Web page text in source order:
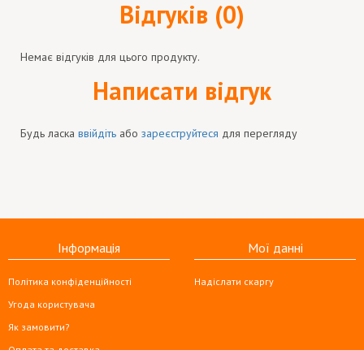
Відгуків (0)
Немає відгуків для цього продукту.
Написати відгук
Будь ласка ввійдіть або зареєструйтеся для перегляду
Інформація
Політика конфіденційності
Угода користувача
Як замовити?
Мої данні
Надіслати скаргу